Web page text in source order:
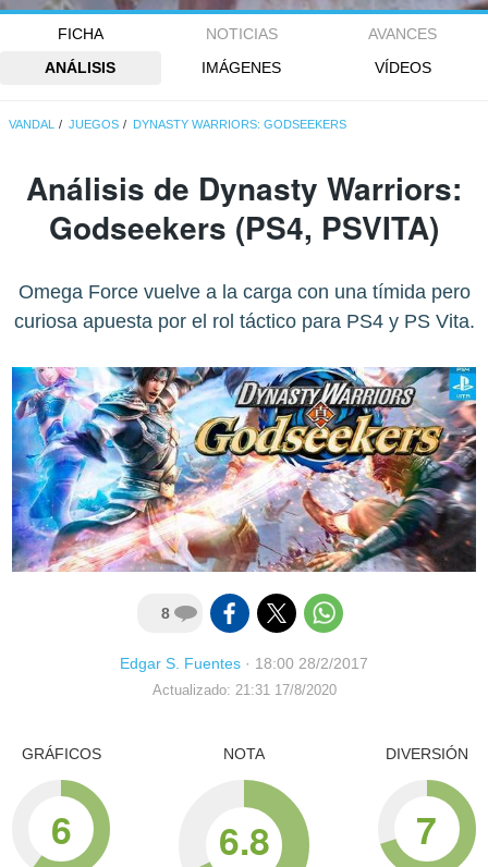
FICHA NOTICIAS
AVANCES
ANÁLISIS
IMÁGENES VÍDEOS
VANDAL JUEGOS DYNASTY WARRIORS: GODSEEKERS
Análisis de Dynasty Warriors:
Godseekers (PS4, PSVITA)
Omega Force vuelve a la carga con una tímida pero
curiosa apuesta por el rol táctico para PS4 y PS Vita.
8
Edgar S. Fuentes · 18:00 28/2/2017
Actualizado: 21:31 17/8/2020
GRÁFICOS
6
NOTA
6.8
DIVERSIÓN
7